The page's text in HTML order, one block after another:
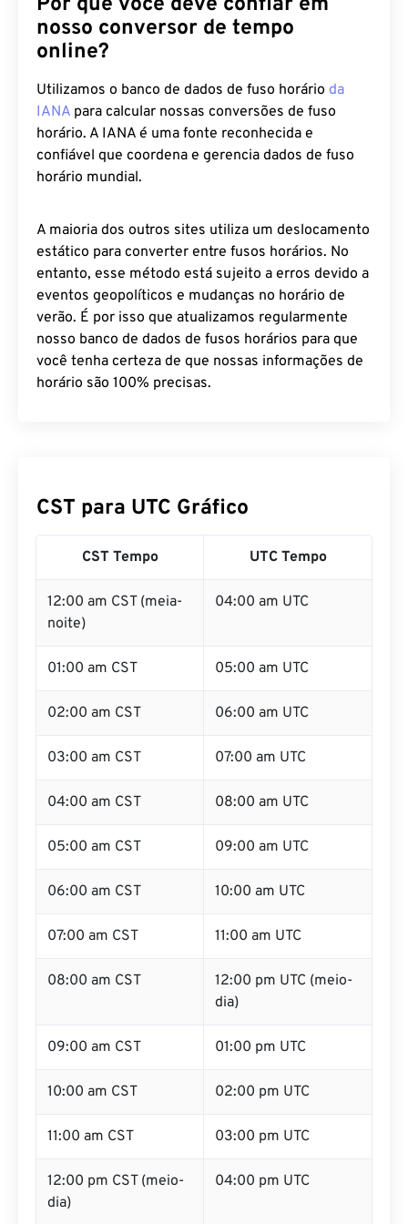
nosso conversor de tempo
online?
Utilizamos o banco de dados de fuso horário da
IANA para calcular nossas conversões de fuso
horário. A IANA é uma fonte reconhecida e
confiável que coordena e gerencia dados de fuso
horário mundial.
A maioria dos outros sites utiliza um deslocamento
estático para converter entre fusos horários. No
entanto, esse método está sujeito a erros devido a
eventos geopolíticos e mudanças no horário de
verão. É por isso que atualizamos regularmente
nosso banco de dados de fusos horários para que
você tenha certeza de que nossas informações de
horário são 100% precisas.
CST para UTC Gráfico
CST Tempo UTC Tempo
12:00 am CST (meia-
noite)
04:00 am UTC
01:00 am CST 05:00 am UTC
02:00 am CST 06:00 am UTC
03:00 am CST 07:00 am UTC
04:00 am CST 08:00 am UTC
05:00 am CST 09:00 am UTC
06:00 am CST 10:00 am UTC
07:00 am CST 11:00 am UTC
08:00 am CST
12:00 pm UTC (meio-
dia)
09:00 am CST 01:00 pm UTC
10:00 am CST 02:00 pm UTC
11:00 am CST 03:00 pm UTC
12:00 pm CST (meio-
dia)
04:00 pm UTC